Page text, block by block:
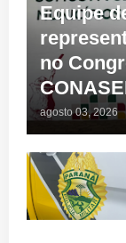
Equipe
no
agosto 03, 2026